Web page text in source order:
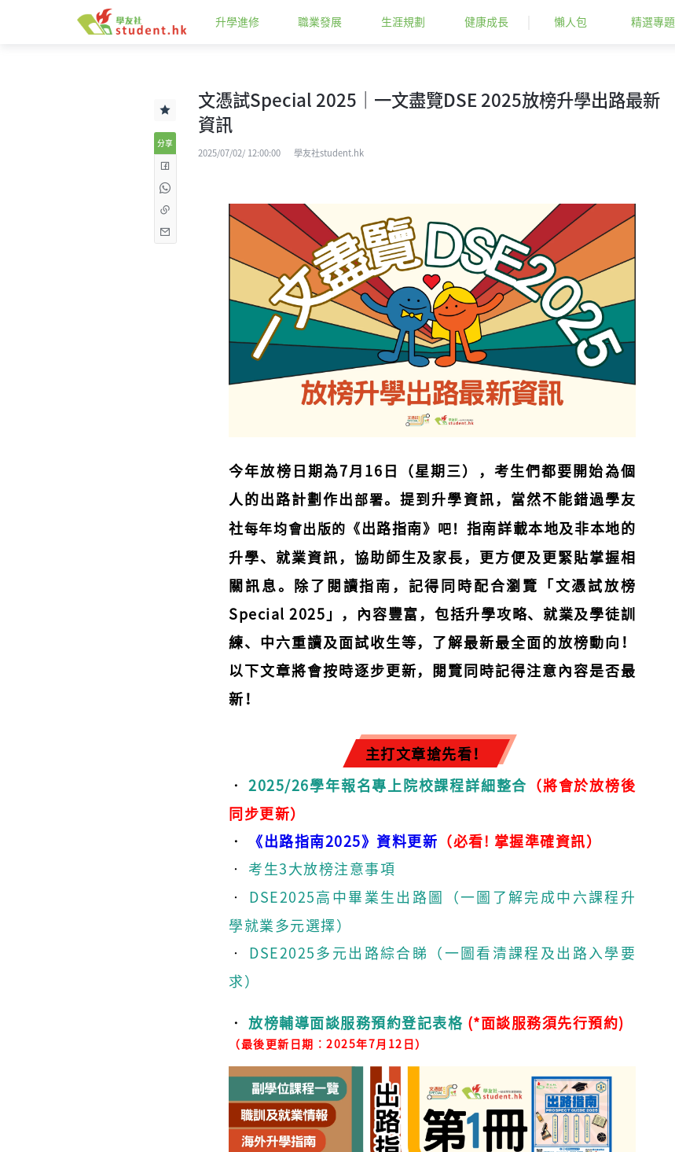
升學進修 職業發展 生涯規劃 健康成長 懶人包 精選專題
分享
文憑試Special 2025｜一文盡覽DSE 2025放榜升學出路最新
資訊
2025/07/02/ 12:00:00 學友社student.hk
今年放榜日期為7月16日（星期三），考生們都要開始為個
人的出路計劃作出 部署。提到升學資訊，當然不能錯過學友
社每年均會出版的 《 出路指南》吧！ 指南詳載本地及非本地的
升學、就業資訊，協助師生及家長，更方便及更緊貼掌握相
關訊息。除了閱讀指南，記得同時配合瀏覽「文憑試放榜
Special 2025」，內容豐富，包括升學攻略、就業及學徒訓
練、中六重讀及面試收生等，了解最新最全面的放榜動向！
以下文章將會按時逐步更新，閱覽同時記得注意內容是否最
新！
主打文章搶先看！
‧2025/26學年報名專上院校課程詳細整合 （將會於放榜後
同步更新）
‧
《出路指南2025》資料更新 （必看! 掌握準確資訊）
‧ 考生3大放榜注意事項
‧
DSE2025高中畢業生出路圖（一圖了解完成中六課程升
學就業多元選擇）
‧
DSE2025多元出路綜合睇（一圖看清課程及出路入學要
求）
‧ 放榜輔導面談服務預約登記表格 (*面談服務須先行預約)
（最後更新日期︰2025年7月12日）